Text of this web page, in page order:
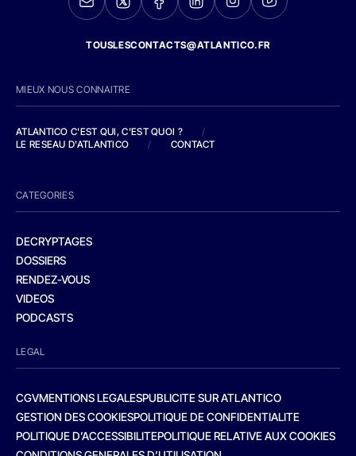
TOUSLESCONTACTS@ATLANTICO.FR
MIEUX NOUS CONNAITRE
ATLANTICO C'EST QUI, C'EST QUOI ?
/
LE RESEAU D'ATLANTICO
/ CONTACT
CATEGORIES
DECRYPTAGES
DOSSIERS
RENDEZ-VOUS
VIDEOS
PODCASTS
LEGAL
CGVMENTIONS LEGALESPUBLICITE SUR ATLANTICO
GESTION DES COOKIESPOLITIQUE DE CONFIDENTIALITE
POLITIQUE D’ACCESSIBILITEPOLITIQUE RELATIVE AUX COOKIES